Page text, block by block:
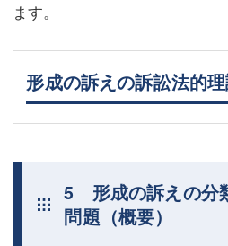
ます。
形成の訴えの訴訟法的
5 形成の訴えの分
問題（概要）